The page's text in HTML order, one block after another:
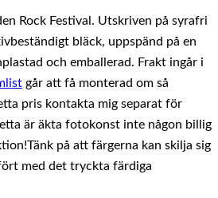
Rock Festival. Utskriven på syrafri
bläck, uppspänd på en
och emballerad. Frakt ingår i
går att få monterad om så
pris kontakta mig separat för
är äkta fotokonst inte någon billig
på att färgerna kan skilja sig
med det tryckta färdiga